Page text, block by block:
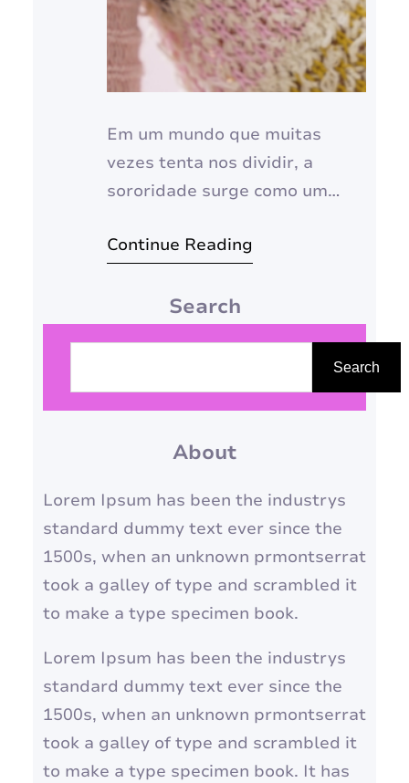
Em um mundo que muitas
vezes tenta nos dividir, a
sororidade surge como um
unindo mulheres em uma rede
empoderamento. Mais do que
poderoso que nos convida a
celebrar a força do feminino,
reconhecer nossas lutas em
Continue Reading
Search
s
a
r
Search
About
Lorem Ipsum has been the industrys
standard dummy text ever since the
1500s, when an unknown prmontserrat
took a galley of type and scrambled it
to make a type specimen book.
Lorem Ipsum has been the industrys
standard dummy text ever since the
1500s, when an unknown prmontserrat
took a galley of type and scrambled it
to make a type specimen book. It has